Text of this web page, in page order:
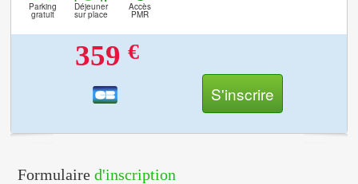
Parking
gratuit
Déjeuner
sur place
Accès
PMR
359 €
S'inscrire
Formulaire d'inscription